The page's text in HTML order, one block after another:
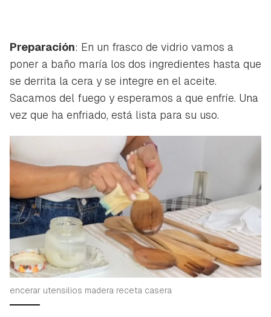
Preparación: En un frasco de vidrio vamos a
poner a baño maría los dos ingredientes hasta que
se derrita la cera y se integre en el aceite.
Sacamos del fuego y esperamos a que enfríe. Una
vez que ha enfriado, está lista para su uso.
encerar utensilios madera receta casera